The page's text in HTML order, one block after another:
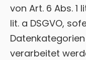
von Art. 6 Abs. 1
lit. a DSGVO,
Datenkategorien
verarbeitet